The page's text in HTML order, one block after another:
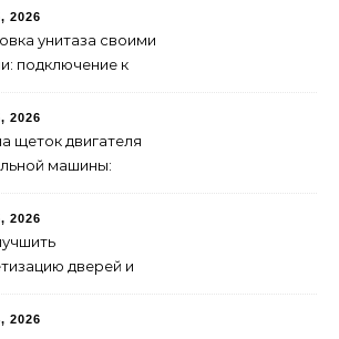
2026
унитаза своими
подключение к
2026
щеток двигателя
машины:
2026
дверей и
2026